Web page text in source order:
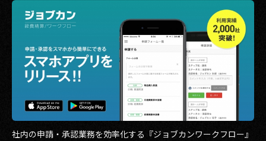
社内の申請・承認業務を効率化する『ジョブカンワークフロー』